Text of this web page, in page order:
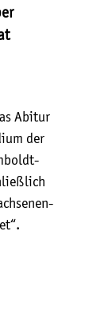
Abitur
der